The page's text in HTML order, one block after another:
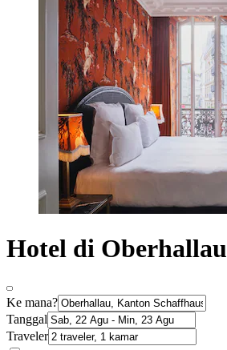
Hotel di Oberhallau
Ke mana?
Tanggal
Traveler